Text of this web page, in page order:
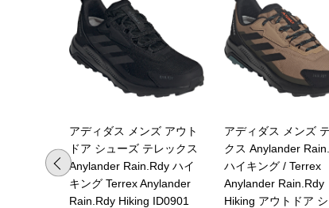
アディダス メンズ アウト
ドア シューズ テレックス
Anylander Rain.Rdy ハイ
キング Terrex Anylander
Rain.Rdy Hiking ID0901
アディダス メンズ
クス Anylander
ハイキング / Terrex
Anylander Rain.Rdy
Hiking アウトドア